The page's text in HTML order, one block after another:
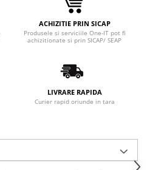
ACHIZITIE PRIN SICAP
Produsele si serviciile One-IT pot fi
achizitionate si prin SICAP/ SEAP
LIVRARE RAPIDA
Curier rapid oriunde in tara